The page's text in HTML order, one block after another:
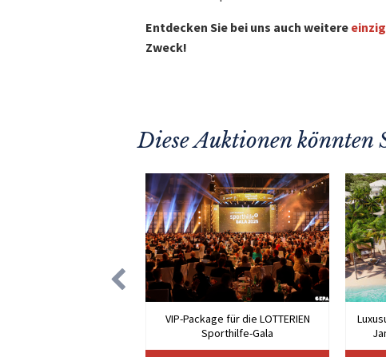
Entdecken Sie bei uns auch weitere
Zweck!
Diese Auktionen könnten
VIP-Package für die LOTTERIEN
Sporthilfe-Gala